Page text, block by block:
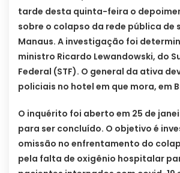
tarde desta quinta-feira o
sobre o colapso da rede pública de
Manaus. A investigação foi
ministro Ricardo Lewandowski, do
Federal (STF). O general da ativa
policiais no hotel em que mora, em
O inquérito foi aberto em 25 de
para ser concluído. O objetivo é
omissão no enfrentamento do
pela falta de oxigênio hospitalar